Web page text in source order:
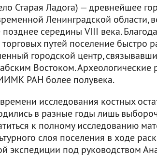
Старая Ладога) — древнейшее
Ленинградской области,
середины VIII века.
путей поселение быстро
городской центр,
Востоком. Археологические
РАН более полувека.
исследования костных
в разные годы лишь
к полному исследованию
слоя поселения в ходе
экспедиции под руководством